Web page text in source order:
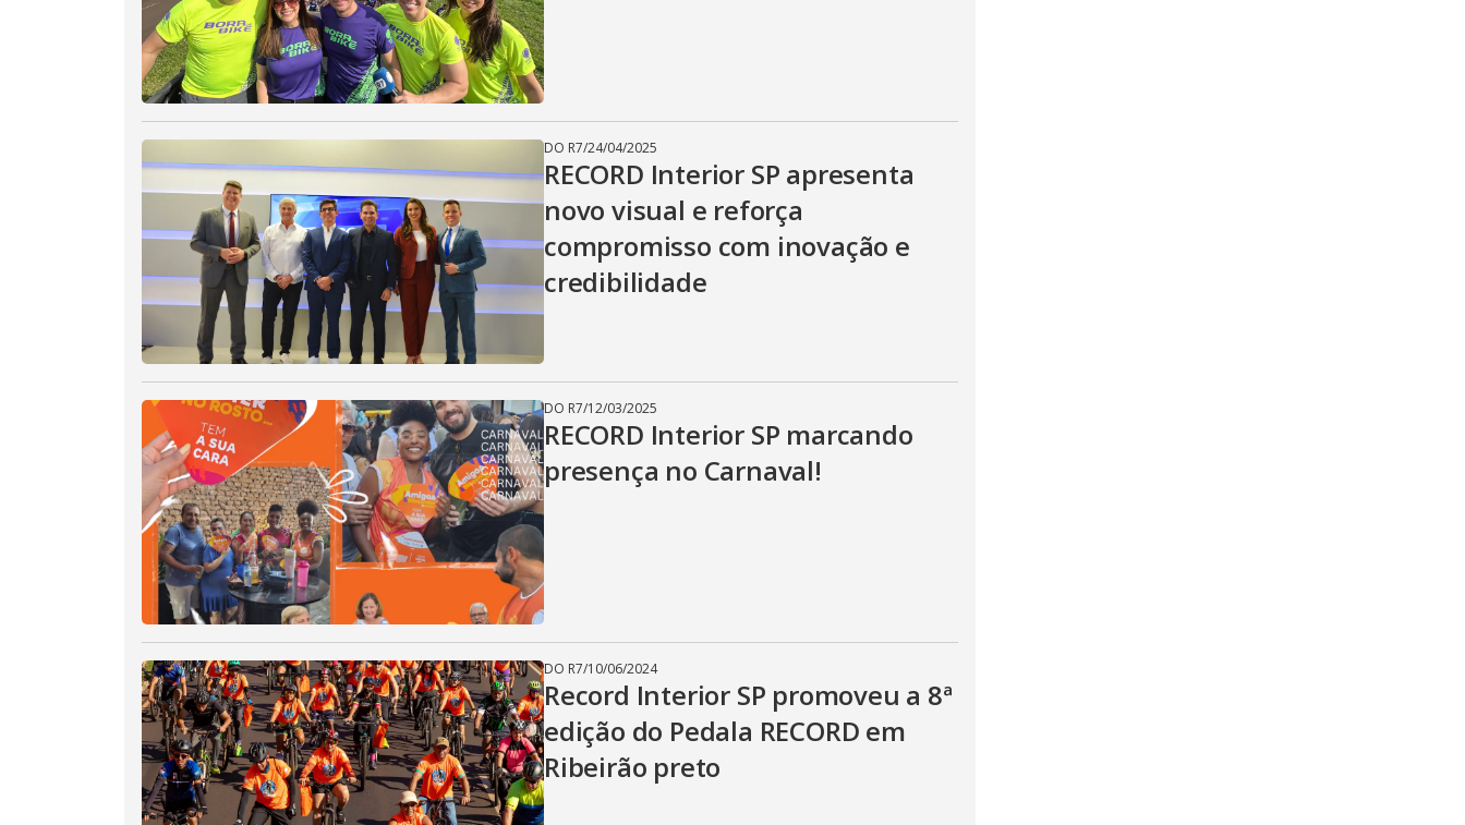
DO R7/24/04/2025
RECORD Interior SP apresenta
novo visual e reforça
compromisso com inovação e
credibilidade
DO R7/12/03/2025
RECORD Interior SP marcando
presença no Carnaval!
DO R7/10/06/2024
Record Interior SP promoveu a 8ª
edição do Pedala RECORD em
Ribeirão preto